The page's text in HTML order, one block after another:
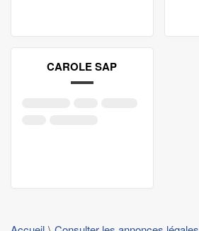
CAROLE SAP